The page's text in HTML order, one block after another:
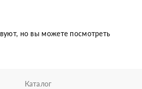
но вы можете посмотреть
Каталог